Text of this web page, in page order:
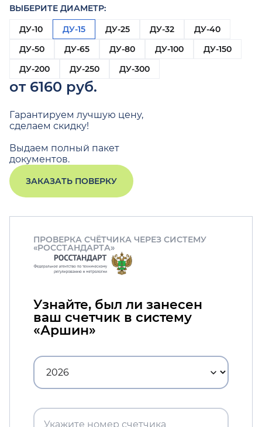
ВЫБЕРИТЕ ДИАМЕТР:
ДУ-10
ДУ-15 ДУ-25 ДУ-32
ДУ-40
ДУ-50
ДУ-65 ДУ-80 ДУ-100
ДУ-150
ДУ-200
ДУ-250 ДУ-300
от 6160 руб.
Гарантируем лучшую цену,
сделаем скидку!
Выдаем полный пакет
документов.
ЗАКАЗАТЬ ПОВЕРКУ
ПРОВЕРКА СЧЁТЧИКА ЧЕРЕЗ СИСТЕМУ
«РОССТАНДАРТА»
Узнайте, был ли занесен
ваш счетчик в систему
«Аршин»